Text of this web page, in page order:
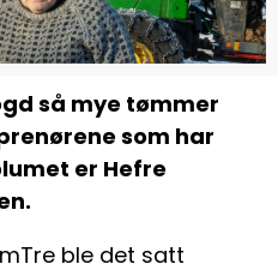
så mye tømmer
som har
er Hefre
ble det satt